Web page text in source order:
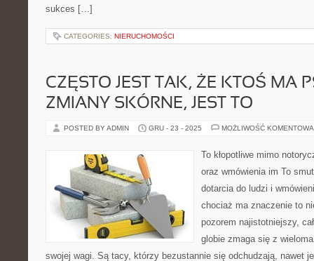
sukces […]
CATEGORIES: NIERUCHOMOŚCI
CZĘSTO JEST TAK, ŻE KTOŚ MA
ZMIANY SKÓRNE, JEST TO
POSTED BY ADMIN GRU - 23 - 2025 MOŻLIWOŚĆ
To kłopotliwe mimo
oraz wmówienia im To
dotarcia do ludzi i
chociaż ma znaczenie to
pozorem najistotniejszy,
globie zmaga się z
swojej wagi. Są tacy, którzy bezustannie się odchudzają, nawet